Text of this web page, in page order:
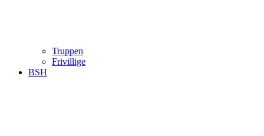
Truppen
Frivillige
BSH